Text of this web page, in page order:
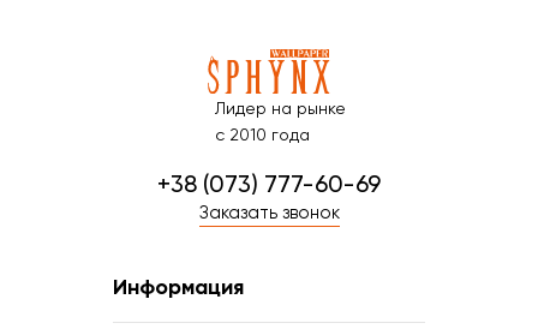
Лидер на рынке
с 2010 года
+38 (073) 777-60-69
Заказать звонок
Информация